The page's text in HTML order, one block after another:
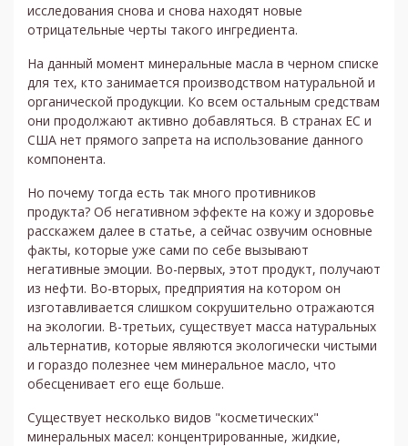
исследования снова и снова находят новые
отрицательные черты такого ингредиента.
На данный момент минеральные масла в черном списке
для тех, кто занимается производством натуральной и
органической продукции. Ко всем остальным средствам
они продолжают активно добавляться. В странах ЕС и
США нет прямого запрета на использование данного
компонента.
Но почему тогда есть так много противников
продукта? Об негативном эффекте на кожу и здоровье
расскажем далее в статье, а сейчас озвучим основные
факты, которые уже сами по себе вызывают
негативные эмоции. Во-первых, этот продукт, получают
из нефти. Во-вторых, предприятия на котором он
изготавливается слишком сокрушительно отражаются
на экологии. В-третьих, существует масса натуральных
альтернатив, которые являются экологически чистыми
и гораздо полезнее чем минеральное масло, что
обесценивает его еще больше.
Существует несколько видов "косметических"
минеральных масел: концентрированные, жидкие,